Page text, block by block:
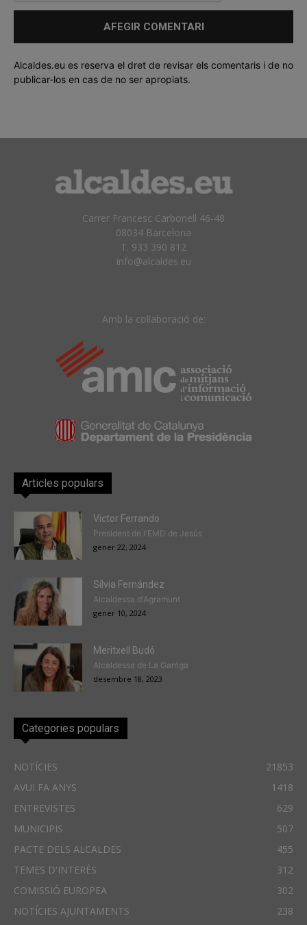
Alcaldes.eu es reserva el dret de revisar els comentaris i de no
publicar-los en cas de no ser apropiats.
Carrer Francesc Carbonell 46-48
08034 Barcelona
T. 933 390 812
info@alcaldes.eu
Amb la col·laboració de:
Articles populars
Victor Ferrando
President de l'EMD de Jesús
gener 22, 2024
Sílvia Fernández
Alcaldessa d'Agramunt
gener 10, 2024
Meritxell Budó
Alcaldessa de La Garriga
desembre 18, 2023
Categories populars
NOTÍCIES
21853
AVUI FA ANYS
1418
ENTREVISTES
629
MUNICIPIS
507
PACTE DELS ALCALDES
455
TEMES D'INTERÈS
312
COMISSIÓ EUROPEA
302
NOTÍCIES AJUNTAMENTS
238